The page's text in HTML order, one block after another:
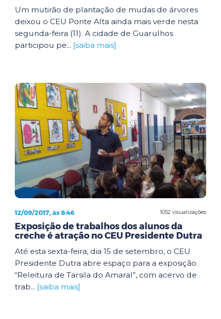
Um mutirão de plantação de mudas de árvores
deixou o CEU Ponte Alta ainda mais verde nesta
segunda-feira (11). A cidade de Guarulhos
participou pe... [saiba mais]
1052 visualizações
12/09/2017, às 8:46
Exposição de trabalhos dos alunos da
creche é atração no CEU Presidente Dutra
Até esta sexta-feira, dia 15 de setembro, o CEU
Presidente Dutra abre espaço para a exposição
“Releitura de Tarsila do Amaral”, com acervo de
trab... [saiba mais]